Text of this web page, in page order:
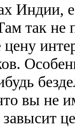
Индии,
так не
цену
вы не
завысит